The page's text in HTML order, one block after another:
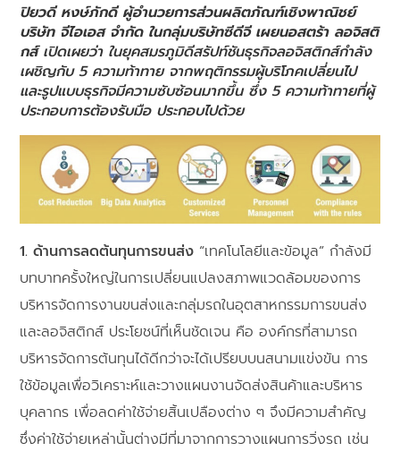
ปิยวดี หงษ์ภักดี ผู้อำนวยการส่วนผลิตภัณฑ์เชิงพาณิชย์
บริษัท จีไอเอส จำกัด ในกลุ่มบริษัทซีดีจี เผยนอสตร้า ลอจิสติ
กส์เปิดเผยว่า ในยุคสมรภูมิดีสรัปท์ชันธุรกิจลอจิสติกส์กำลัง
เผชิญกับ 5 ความท้าทาย จากพฤติกรรมผู้บริโภคเปลี่ยนไป
และรูปแบบธุรกิจมีความซับซ้อนมากขึ้น ซึ่ง 5 ความท้าทายที่ผู้
ประกอบการต้องรับมือ ประกอบไปด้วย
1.ด้านการลดต้นทุนการขนส่ง “เทคโนโลยีและข้อมูล” กำลังมี
บทบาทครั้งใหญ่ในการเปลี่ยนแปลงสภาพแวดล้อมของการ
บริหารจัดการงานขนส่งและกลุ่มรถในอุตสาหกรรมการขนส่ง
และลอจิสติกส์ ประโยชน์ที่เห็นชัดเจน คือ องค์กรที่สามารถ
บริหารจัดการต้นทุนได้ดีกว่าจะได้เปรียบบนสนามแข่งขัน การ
ใช้ข้อมูลเพื่อวิเคราะห์และวางแผนงานจัดส่งสินค้าและบริหาร
บุคลากร เพื่อลดค่าใช้จ่ายสิ้นเปลืองต่าง ๆ จึงมีความสำคัญ
ซึ่งค่าใช้จ่ายเหล่านั้นต่างมีที่มาจากการวางแผนการวิ่งรถ เช่น